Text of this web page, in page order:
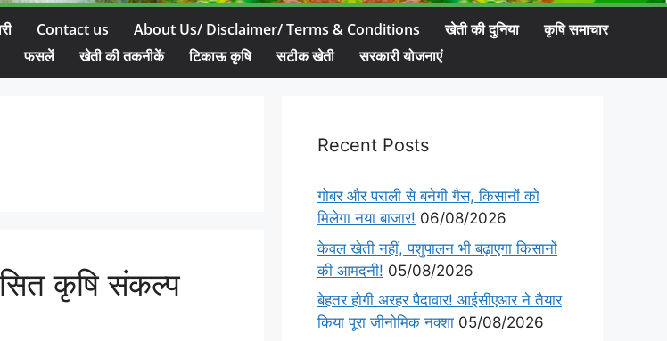
Contact us About Us/ Disclaimer/ Terms & Conditions खेती की दुनिया
कृषि समाचार
फसलें खेती की तकनीकें टिकाऊ कृषि सटीक खेती सरकारी योजनाएं
कृषि संकल्प
Recent Posts
गोबर और पराली से बनेगी गैस, किसानों को
मिलेगा नया बाजार! 06/08/2026
केवल खेती नहीं, पशुपालन भी बढ़ाएगा किसानों
की आमदनी! 05/08/2026
बेहतर होगी अरहर पैदावार! आईसीएआर ने तैयार
किया पूरा जीनोमिक नक्शा 05/08/2026